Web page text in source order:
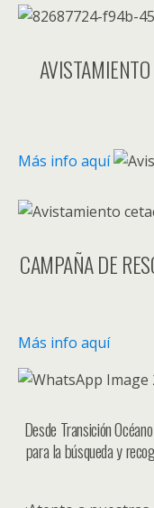
Más info aquí
CAMPAÑA DE
Más info aquí
Desde Transición
para la búsqueda y